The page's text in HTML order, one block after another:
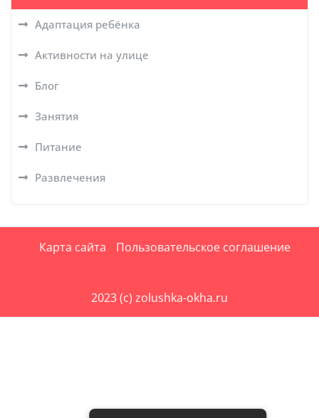
Адаптация ребёнка
Активности на улице
Блог
Занятия
Питание
Развлечения
Карта сайта Пользовательское соглашение
2023 (c) zolushka-okha.ru